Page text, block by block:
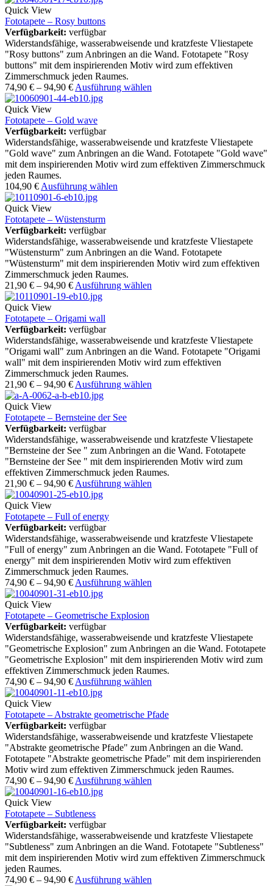
Quick View
Fototapete – Rosy buttons
Verfügbarkeit: verfügbar
Widerstandsfähige, wasserabweisende und kratzfeste Vliestapete
"Rosy buttons" zum Anbringen an die Wand. Fototapete "Rosy
buttons" mit dem inspirierenden Motiv wird zum effektiven
Zimmerschmuck jeden Raumes.
74,90 € – 94,90 € Ausführung wählen
Quick View
Fototapete – Gold wave
Verfügbarkeit: verfügbar
Widerstandsfähige, wasserabweisende und kratzfeste Vliestapete
"Gold wave" zum Anbringen an die Wand. Fototapete "Gold wave"
mit dem inspirierenden Motiv wird zum effektiven Zimmerschmuck
jeden Raumes.
104,90 € Ausführung wählen
Quick View
Fototapete – Wüstensturm
Verfügbarkeit: verfügbar
Widerstandsfähige, wasserabweisende und kratzfeste Vliestapete
"Wüstensturm" zum Anbringen an die Wand. Fototapete
"Wüstensturm" mit dem inspirierenden Motiv wird zum effektiven
Zimmerschmuck jeden Raumes.
21,90 € – 94,90 € Ausführung wählen
Quick View
Fototapete – Origami wall
Verfügbarkeit: verfügbar
Widerstandsfähige, wasserabweisende und kratzfeste Vliestapete
"Origami wall" zum Anbringen an die Wand. Fototapete "Origami
wall" mit dem inspirierenden Motiv wird zum effektiven
Zimmerschmuck jeden Raumes.
21,90 € – 94,90 € Ausführung wählen
Quick View
Fototapete – Bernsteine der See
Verfügbarkeit: verfügbar
Widerstandsfähige, wasserabweisende und kratzfeste Vliestapete
"Bernsteine der See " zum Anbringen an die Wand. Fototapete
"Bernsteine der See " mit dem inspirierenden Motiv wird zum
effektiven Zimmerschmuck jeden Raumes.
21,90 € – 94,90 € Ausführung wählen
Quick View
Fototapete – Full of energy
Verfügbarkeit: verfügbar
Widerstandsfähige, wasserabweisende und kratzfeste Vliestapete
"Full of energy" zum Anbringen an die Wand. Fototapete "Full of
energy" mit dem inspirierenden Motiv wird zum effektiven
Zimmerschmuck jeden Raumes.
74,90 € – 94,90 € Ausführung wählen
Quick View
Fototapete – Geometrische Explosion
Verfügbarkeit: verfügbar
Widerstandsfähige, wasserabweisende und kratzfeste Vliestapete
"Geometrische Explosion" zum Anbringen an die Wand. Fototapete
"Geometrische Explosion" mit dem inspirierenden Motiv wird zum
effektiven Zimmerschmuck jeden Raumes.
74,90 € – 94,90 € Ausführung wählen
Quick View
Fototapete – Abstrakte geometrische Pfade
Verfügbarkeit: verfügbar
Widerstandsfähige, wasserabweisende und kratzfeste Vliestapete
"Abstrakte geometrische Pfade" zum Anbringen an die Wand.
Fototapete "Abstrakte geometrische Pfade" mit dem inspirierenden
Motiv wird zum effektiven Zimmerschmuck jeden Raumes.
74,90 € – 94,90 € Ausführung wählen
Quick View
Fototapete – Subtleness
Verfügbarkeit: verfügbar
Widerstandsfähige, wasserabweisende und kratzfeste Vliestapete
"Subtleness" zum Anbringen an die Wand. Fototapete "Subtleness"
mit dem inspirierenden Motiv wird zum effektiven Zimmerschmuck
jeden Raumes.
74,90 € – 94,90 € Ausführung wählen